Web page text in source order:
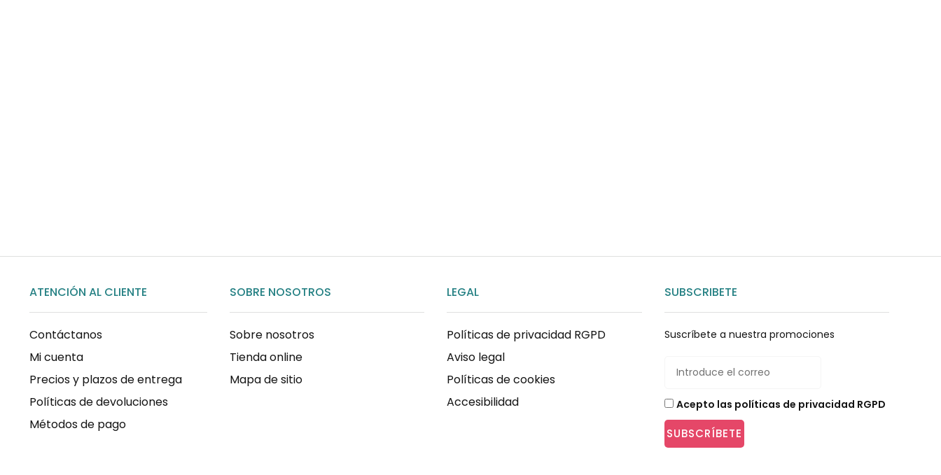
ATENCIÓN AL CLIENTE
Contáctanos
Mi cuenta
Precios y plazos de entrega
Políticas de devoluciones
Métodos de pago
SOBRE NOSOTROS
Sobre nosotros
Tienda online
Mapa de sitio
LEGAL
Políticas de privacidad RGPD
Aviso legal
Políticas de cookies
Accesibilidad
SUBSCRIBETE
Suscríbete a nuestra promociones
Acepto las políticas de privacidad RGPD
SUBSCRÍBETE